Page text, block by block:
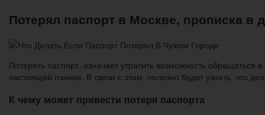
Потерял паспорт в Москве, прописка в
Потерять паспорт, означает утратить возможность
настоящей панике. В связи с этим, полезно будет узнать, что
К чему может привести потеря паспорта